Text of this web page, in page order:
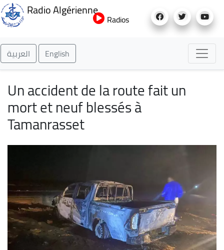
au
Radio Algérienne
Radios
العربية English
Un accident de la route fait un
mort et neuf blessés à
Tamanrasset